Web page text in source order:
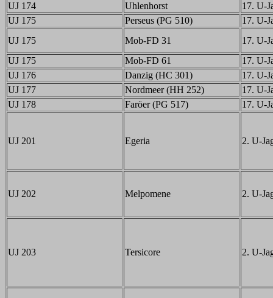
UJ 174
Uhlenhorst
17. U-
UJ 175
Perseus (PG 510)
17. U-
UJ 175
Mob-FD 31
17. U-
UJ 175
Mob-FD 61
17. U-
UJ 176
Danzig (HC 301)
17. U-
UJ 177
Nordmeer (HH 252)
17. U-
UJ 178
Faröer (PG 517) 17. U-
UJ 201 Egeria 2. U-
UJ 202 Melpomene 2. U-
UJ 203 Tersicore 2. U-